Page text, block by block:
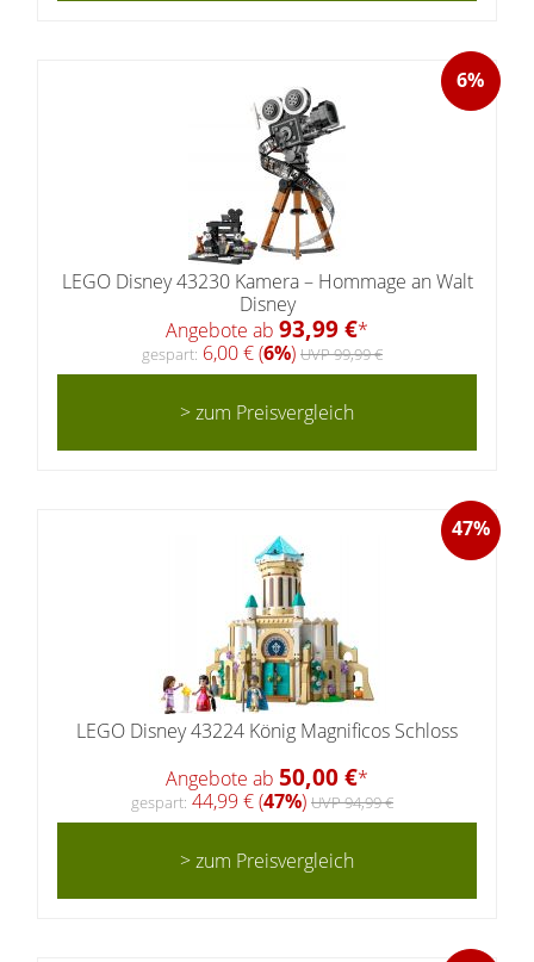
6%
LEGO Disney 43230 Kamera – Hommage an Walt
Disney
Angebote ab 93,99 €*
gespart: 6,00 € (6%) UVP 99,99 €
> zum Preisvergleich
47%
LEGO Disney 43224 König Magnificos Schloss
Angebote ab 50,00 €*
gespart: 44,99 € (47%) UVP 94,99 €
> zum Preisvergleich